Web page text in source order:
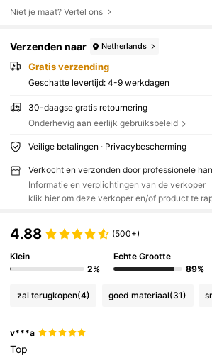
Niet je maat? Vertel ons
Verzenden naar Netherlands
Gratis verzending
Geschatte levertijd: 4-9 werkdagen
30-daagse gratis retournering
Onderhevig aan eerlijk gebruiksbeleid
Veilige betalingen · Privacybescherming
Verkocht en verzonden door professionele
Informatie en verplichtingen van de verkoper
klik hier om deze verkoper en/of product te
4.88 (500+)
Klein
2%
Echte Grootte
89%
zal terugkopen(4) goed materiaal(31)
v***a
Top